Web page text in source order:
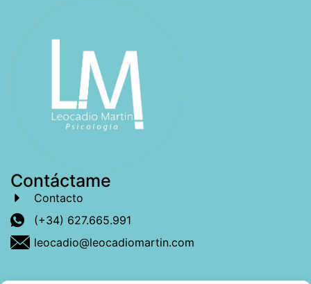
Contáctame
Contacto
(+34) 627.665.991
leocadio@leocadiomartin.com